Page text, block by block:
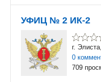
УФИЦ № 2 ИК-2
г.
0
709